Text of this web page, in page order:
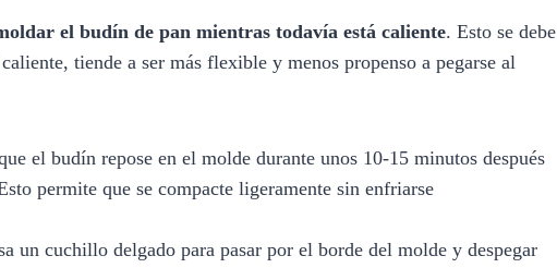
el budín de pan mientras todavía está caliente. Esto se debe
tiende a ser más flexible y menos propenso a pegarse al
el budín repose en el molde durante unos 10-15 minutos después
permite que se compacte ligeramente sin enfriarse
un cuchillo delgado para pasar por el borde del molde y despegar